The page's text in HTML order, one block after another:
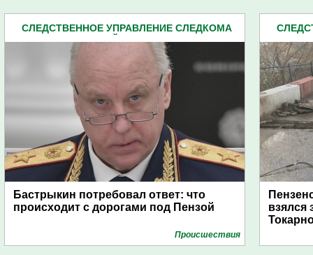
СЛЕДСТВЕННОЕ УПРАВЛЕНИЕ СЛЕДКОМА
Бастрыкин потребовал ответ: что
происходит с дорогами под Пензой
Проиcшествия
взялся